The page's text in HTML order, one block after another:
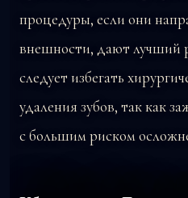
процедуры, если они
внешности, дают лучший
следует избегать
удаления зубов, так как
с большим риском